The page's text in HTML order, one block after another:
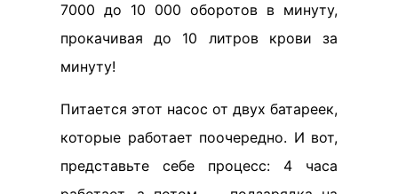
7000 до 10 000 оборотов в минуту,
прокачивая до 10 литров крови за
минуту!
Питается этот насос от двух батареек,
которые работает поочередно. И вот,
представьте себе процесс: 4 часа